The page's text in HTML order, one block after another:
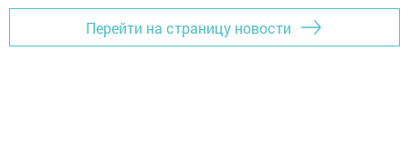
Перейти на страницу новости